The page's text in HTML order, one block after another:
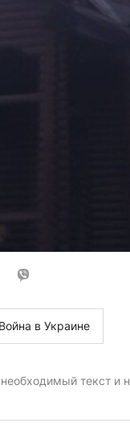
Война в Украине
текст и